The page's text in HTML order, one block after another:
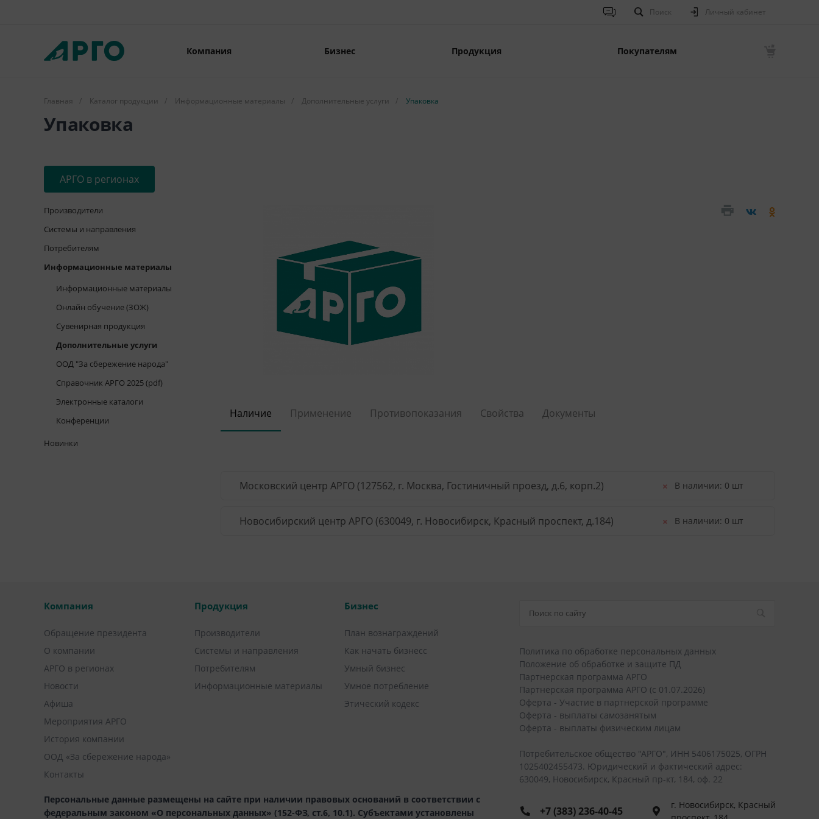
Поиск Личный кабинет
Компания Бизнес Продукция Покупателям
Главная / Каталог продукции / Информационные материалы / Дополнительные услуги / Упаковка
Упаковка
АРГО в регионах
Производители
Системы и направления
Потребителям
Информационные материалы
Информационные материалы
Онлайн обучение (ЗОЖ)
Сувенирная продукция
Дополнительные услуги
ООД "За сбережение народа"
Справочник АРГО 2025 (pdf)
Электронные каталоги
Конференции
Новинки
Наличие Применение Противопоказания Свойства Документы
Московский центр АРГО (127562, г. Москва, Гостиничный проезд, д.6, корп.2) В наличии: 0 шт
Новосибирский центр АРГО (630049, г. Новосибирск, Красный проспект, д.184) В наличии: 0 шт
Компания
Обращение президента
О компании
АРГО в регионах
Новости
Афиша
Мероприятия АРГО
История компании
ООД «За сбережение народа»
Контакты
Продукция
Производители
Системы и направления
Потребителям
Информационные материалы
Бизнес
План вознаграждений
Как начать бизнесс
Умный бизнес
Умное потребление
Этический кодекс
Персональные данные размещены на сайте при наличии правовых оснований в соответствии с
федеральным законом «О персональных данных» (152-ФЗ, ст.6, 10.1). Субъектами установлены
Политика по обработке персональных данных
Положение об обработке и защите ПД
Партнерская программа АРГО
Партнерская программа АРГО (с 01.07.2026)
Оферта - Участие в партнерской программе
Оферта - выплаты самозанятым
Оферта - выплаты физическим лицам
Потребительское общество "АРГО", ИНН 5406175025, ОГРН
1025402455473. Юридический и фактический адрес:
630049, Новосибирск, Красный пр-кт, 184, оф. 22
+7 (383) 236-40-45
г. Новосибирск, Красный